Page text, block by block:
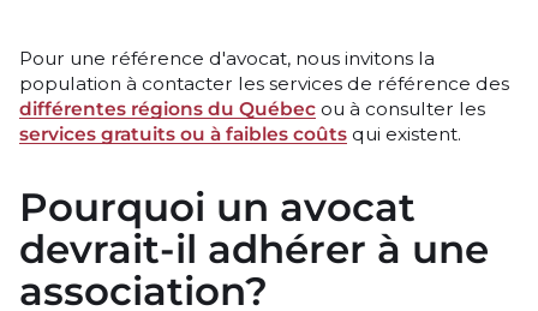
Pour une référence d'avocat, nous invitons la
population à contacter les services de référence des
différentes régions du Québec ou à consulter les
services gratuits ou à faibles coûts qui existent.
Pourquoi un avocat
devrait-il adhérer à une
association?